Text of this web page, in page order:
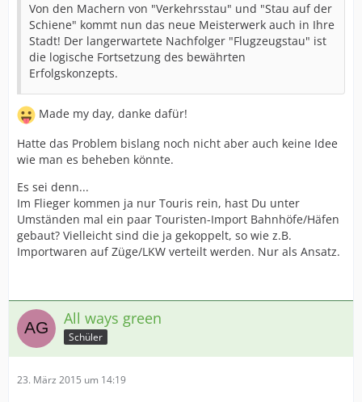
Von den Machern von "Verkehrsstau" und "Stau auf der
Schiene" kommt nun das neue Meisterwerk auch in Ihre
Stadt! Der langerwartete Nachfolger "Flugzeugstau" ist
die logische Fortsetzung des bewährten
Erfolgskonzepts.
Made my day, danke dafür!
Hatte das Problem bislang noch nicht aber auch keine Idee
wie man es beheben könnte.
Es sei denn...
Im Flieger kommen ja nur Touris rein, hast Du unter
Umständen mal ein paar Touristen-Import Bahnhöfe/Häfen
gebaut? Vielleicht sind die ja gekoppelt, so wie z.B.
Importwaren auf Züge/LKW verteilt werden. Nur als Ansatz.
All ways green
Schüler
23. März 2015 um 14:19